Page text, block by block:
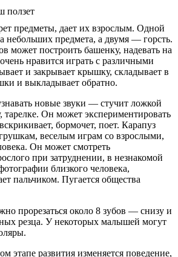
предметы, дает их взрослым. Одной
небольших предмета, а двумя — горсть.
может построить башенку, надевать на
нравится играть с различными
и закрывает крышку, складывает в
и выкладывает обратно.
новые звуки — стучит ложкой
тарелке. Он может экспериментировать
бормочет, поет. Карапуз
веселым играм со взрослыми,
Он может смотреть
при затруднении, в незнакомой
близкого человека,
пальчиком. Пугается общества
прорезаться около 8 зубов — снизу и
резца. У некоторых малышей могут
этапе развития изменяется поведение,